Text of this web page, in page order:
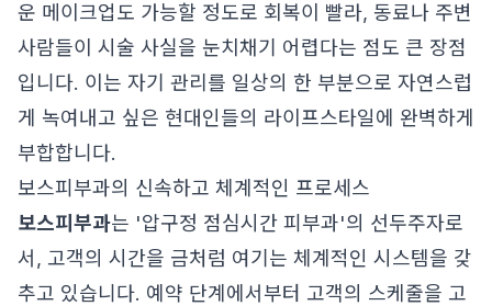
운 메이크업도 가능할 정도로 회복이 빨라, 동료나 주변
사람들이 시술 사실을 눈치채기 어렵다는 점도 큰 장점
입니다. 이는 자기 관리를 일상의 한 부분으로 자연스럽
게 녹여내고 싶은 현대인들의 라이프스타일에 완벽하게
부합합니다.
보스피부과의 신속하고 체계적인 프로세스
보스피부과는 '압구정 점심시간 피부과'의 선두주자로
서, 고객의 시간을 금처럼 여기는 체계적인 시스템을 갖
추고 있습니다. 예약 단계에서부터 고객의 스케줄을 고